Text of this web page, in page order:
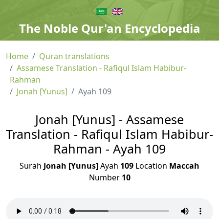
The Noble Qur'an Encyclopedia
Home
Quran translations
Assamese Translation - Rafiqul Islam Habibur-
Rahman
Jonah [Yunus]
Ayah 109
Jonah [Yunus] - Assamese
Translation - Rafiqul Islam Habibur-
Rahman - Ayah 109
Surah Jonah [Yunus]Ayah 109 Location Maccah
Number 10